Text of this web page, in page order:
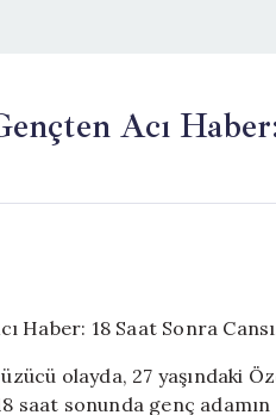
Acı
olayda, 27 yaşındaki
saat sonunda genç adamın